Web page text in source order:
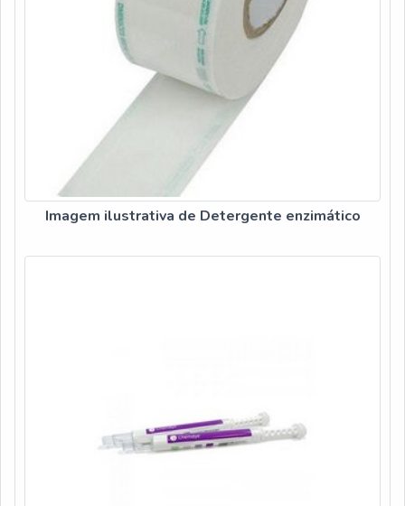
Imagem ilustrativa de Detergente enzimático